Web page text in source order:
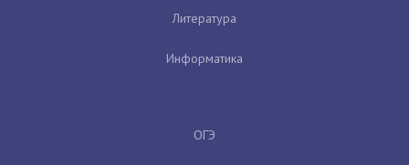
Литература
Информатика
ОГЭ